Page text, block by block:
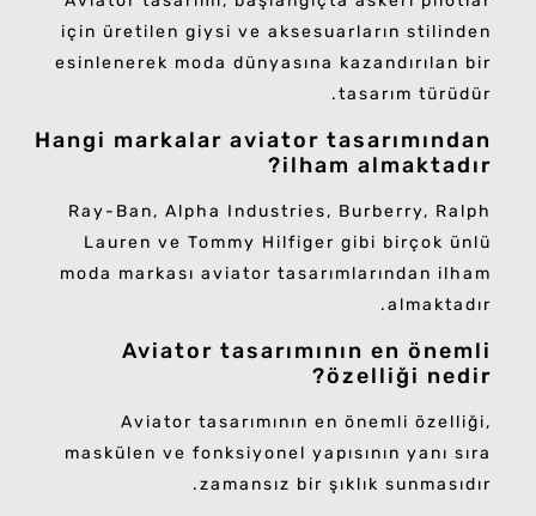
için üretilen giysi ve aksesuarların stilinden
esinlenerek moda dünyasına kazandırılan bir
tasarım türüdür.
Hangi markalar aviator tasarımından
ilham almaktadır?
Ray-Ban, Alpha Industries, Burberry, Ralph
Lauren ve Tommy Hilfiger gibi birçok ünlü
moda markası aviator tasarımlarından ilham
almaktadır.
Aviator tasarımının en önemli
özelliği nedir?
Aviator tasarımının en önemli özelliği,
maskülen ve fonksiyonel yapısının yanı sıra
zamansız bir şıklık sunmasıdır.